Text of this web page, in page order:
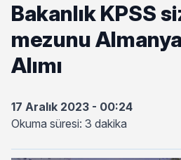
Bakanlık KPSS
mezunu
Alımı
17 Aralık 2023 - 00:24
Okuma süresi: 3 dakika